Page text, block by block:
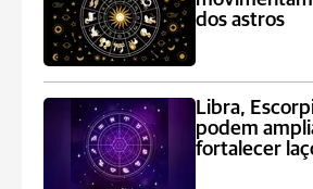
dos astros
Libra,
podem
fortalecer